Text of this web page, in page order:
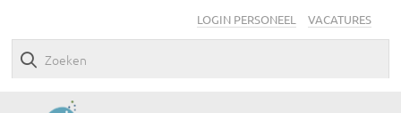
LOGIN PERSONEEL VACATURES